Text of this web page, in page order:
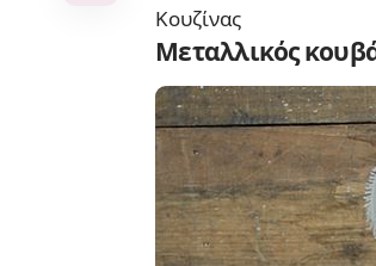
Κουζίνας
Μεταλλικός